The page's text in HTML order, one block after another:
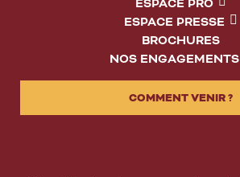
ESPACE PRO
ESPACE PRESSE
BROCHURES
NOS ENGAGEMENTS
COMMENT VENIR ?